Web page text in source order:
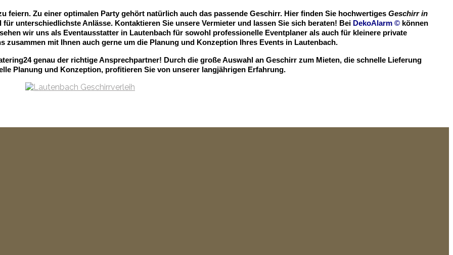
feiern. Zu einer optimalen Party gehört natürlich auch das passende Geschirr. Hier finden Sie hochwertiges Geschirr in
unterschiedlichste Anlässe. Kontaktieren Sie unsere Vermieter und lassen Sie sich beraten! Bei DekoAlarm © können
wir uns als Eventausstatter in Lautenbach für sowohl professionelle Eventplaner als auch für kleinere private
zusammen mit Ihnen auch gerne um die Planung und Konzeption Ihres Events in Lautenbach.
genau der richtige Ansprechpartner! Durch die große Auswahl an Geschirr zum Mieten, die schnelle Lieferung
Planung und Konzeption, profitieren Sie von unserer langjährigen Erfahrung.